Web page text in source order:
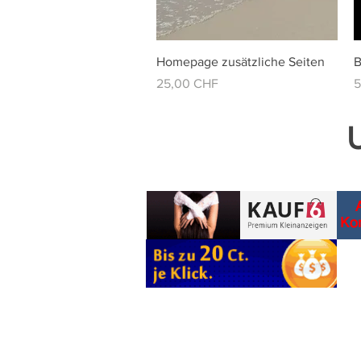
Vista rápida
Homepage zusätzliche Seiten
Precio
25,00 CHF